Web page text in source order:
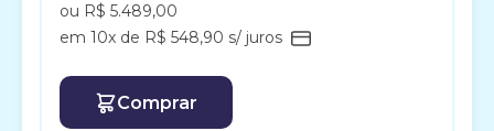
ou R$ 5.489,00
em 10x de R$ 548,90 s/ juros
Comprar